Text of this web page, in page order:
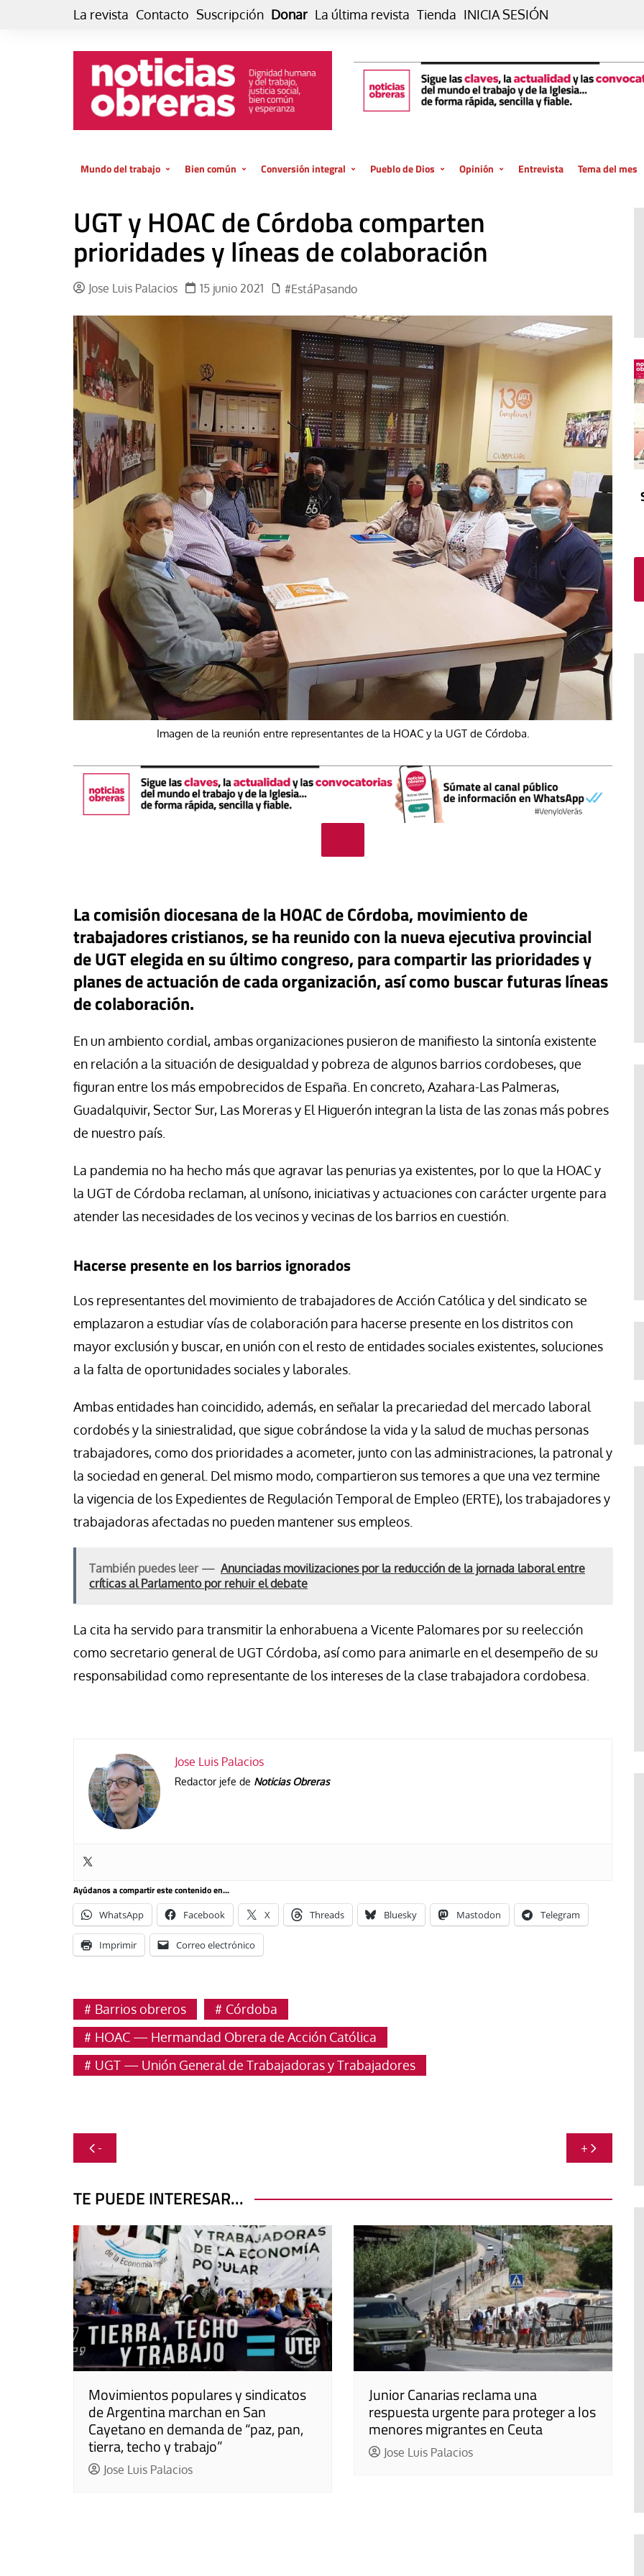
La revista Contacto Suscripción Donar La última revista Tienda INICIA SESIÓN
Mundo del trabajo
El trabajo es para la vida
GlobalizAcción
MMTC
Laboral
La mundialización
El amor en el mundo
Los empobrecidos por el
mundo
Radio — Mundo obrero hoy
Vidas precarias
Bien común
Economía
Conversión integral
de vida… es posible
El cuidado de la creación
Experiencia
Cultura
Libro
Dos minutos
Aplicaciones
Música
Poesía
Relato
Pueblo de Dios
La oración de cada día
Vaticano
El atrio
In memoriam
Opinión
Blog De paso…
Blog Eutopía
Tribuna
Blog Sembrando sueños,
recogiendo humanidad
Blog Mensajes guardados
La columna
Entrevista Tema del mes
UGT y HOAC de Córdoba comparten
prioridades y líneas de colaboración
Jose Luis Palacios 15 junio 2021 #EstáPasando
Imagen de la reunión entre representantes de la HOAC y la UGT de Córdoba.
La comisión diocesana de la HOAC de Córdoba, movimiento de
trabajadores cristianos, se ha reunido con la nueva ejecutiva provincial
de UGT elegida en su último congreso, para compartir las prioridades y
planes de actuación de cada organización, así como buscar futuras líneas
de colaboración.
En un ambiento cordial, ambas organizaciones pusieron de manifiesto la sintonía existente
en relación a la situación de desigualdad y pobreza de algunos barrios cordobeses, que
figuran entre los más empobrecidos de España. En concreto, Azahara-Las Palmeras,
Guadalquivir, Sector Sur, Las Moreras y El Higuerón integran la lista de las zonas más pobres
de nuestro país.
La pandemia no ha hecho más que agravar las penurias ya existentes, por lo que la HOAC y
la UGT de Córdoba reclaman, al unísono, iniciativas y actuaciones con carácter urgente para
atender las necesidades de los vecinos y vecinas de los barrios en cuestión.
Hacerse presente en los barrios ignorados
Los representantes del movimiento de trabajadores de Acción Católica y del sindicato se
emplazaron a estudiar vías de colaboración para hacerse presente en los distritos con
mayor exclusión y buscar, en unión con el resto de entidades sociales existentes, soluciones
a la falta de oportunidades sociales y laborales.
Ambas entidades han coincidido, además, en señalar la precariedad del mercado laboral
cordobés y la siniestralidad, que sigue cobrándose la vida y la salud de muchas personas
trabajadores, como dos prioridades a acometer, junto con las administraciones, la patronal y
la sociedad en general. Del mismo modo, compartieron sus temores a que una vez termine
la vigencia de los Expedientes de Regulación Temporal de Empleo (ERTE), los trabajadores y
trabajadoras afectadas no pueden mantener sus empleos.
También puedes leer — Anunciadas movilizaciones por la reducción de la jornada laboral entre
críticas al Parlamento por rehuir el debate
La cita ha servido para transmitir la enhorabuena a Vicente Palomares por su reelección
como secretario general de UGT Córdoba, así como para animarle en el desempeño de su
responsabilidad como representante de los intereses de la clase trabajadora cordobesa.
Jose Luis Palacios
Redactor jefe de Noticias Obreras
Ayúdanos a compartir este contenido en...
WhatsApp Facebook X Threads Bluesky Mastodon Telegram
Imprimir Correo electrónico
Barrios obreros
Córdoba
HOAC — Hermandad Obrera de Acción Católica
UGT — Unión General de Trabajadoras y Trabajadores
Navegación
de - +
TE PUEDE INTERESAR...
Movimientos populares y sindicatos
de Argentina marchan en San
Cayetano en demanda de “paz, pan,
tierra, techo y trabajo”
Jose Luis Palacios
Junior Canarias reclama una
respuesta urgente para proteger a los
menores migrantes en Ceuta
Jose Luis Palacios
de Argentina marchan
Cayetano en demanda de
pan, tierra, techo y trabajo”
respuesta urgente para proteger
a los menores migrantes en
Ceuta
Jose Luis Palacios
se convierte en arma política y
los migrantes dejan de ser
personas.
Evaristo Villar